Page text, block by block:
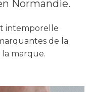
Normandie.
intemporelle
de la
marque.